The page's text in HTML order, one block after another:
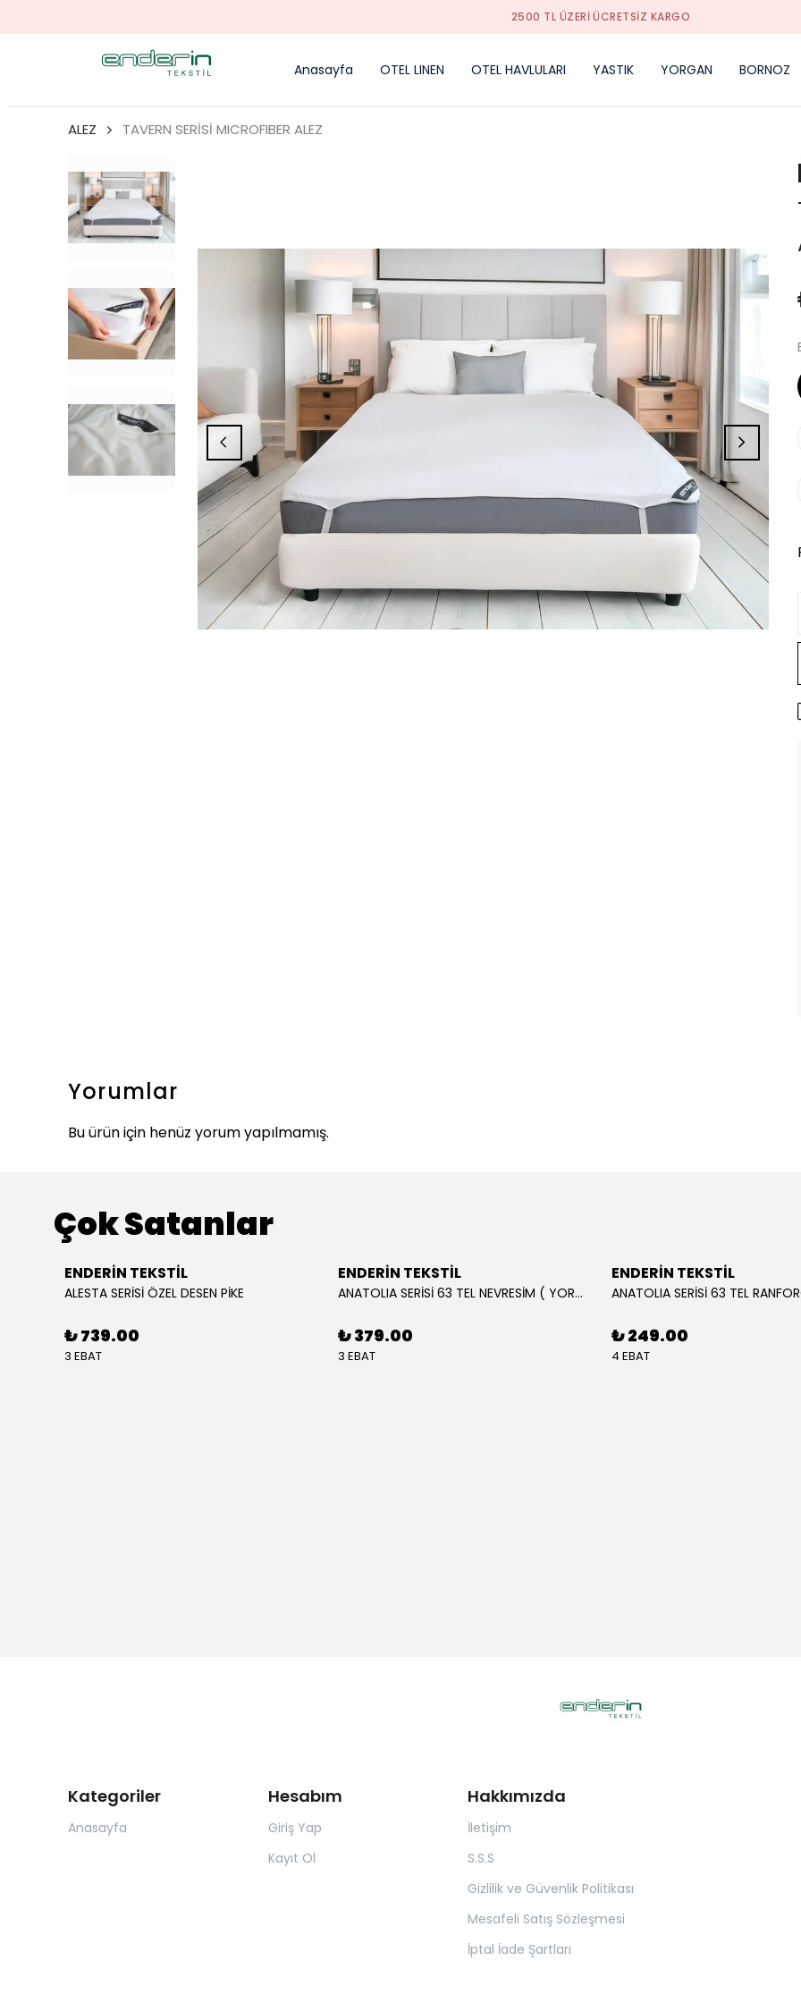
ZAMANSIZ TASARIMLAR
Anasayfa OTEL LINEN OTEL HAVLULARI YASTIK YORGAN BORNOZ
ALEZ TAVERN SERİSİ MICROFIBER ALEZ
Yorumlar
Bu ürün için henüz yorum yapılmamış.
Çok Satanlar
ENDERİN TEKSTİL
ALESTA SERİSİ ÖZEL DESEN PİKE
₺ 739.00
3 EBAT
ENDERİN TEKSTİL
ANATOLIA SERİSİ 63 TEL NEVRESİM ( YORGAN KILIFI )
₺ 379.00
3 EBAT
ENDERİN TEKSTİL
₺ 249.00
4 EBAT
Kategoriler
Anasayfa
Hesabım
Giriş Yap
Kayıt Ol
Hakkımızda
İletişim
S.S.S
Gizlilik ve Güvenlik Politikası
Mesafeli Satış Sözleşmesi
İptal İade Şartları